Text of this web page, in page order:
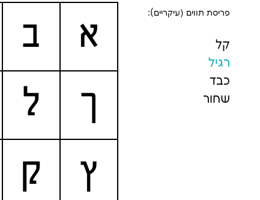
פריסת תווים (עיקריים):
קל
רגיל
כבד
שחור
א ב
ך
ל
ץ
ק